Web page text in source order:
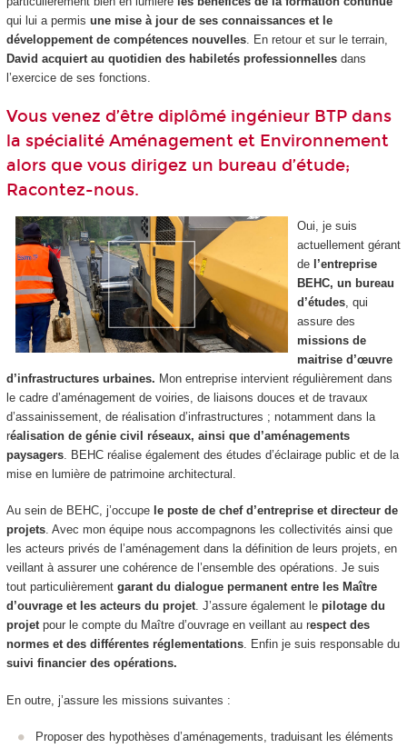
qui lui a permis une mise à jour de ses connaissances et le
développement de compétences nouvelles. En retour et sur le terrain,
David acquiert au quotidien des habiletés professionnellesdans
l’exercice de ses fonctions.
Vous venez d’être diplômé ingénieur BTP dans
la spécialité Aménagement et Environnement
alors que vous dirigez un bureau d’étude;
Racontez-nous.
Oui, je suis
actuellement gérant
de l’entreprise
BEHC, un bureau
d’études, qui
assure des
missions de
maitrise d’œuvre
d’infrastructures urbaines. Mon entreprise intervient régulièrement dans
le cadre d’aménagement de voiries, de liaisons douces et de travaux
d’assainissement, de réalisation d’infrastructures ; notamment dans la
réalisation de génie civil réseaux, ainsi que d’aménagements
paysagers. BEHC réalise également des études d’éclairage public et de la
mise en lumière de patrimoine architectural.
Au sein de BEHC, j’occupe le poste de chef d’entreprise et directeur de
projets. Avec mon équipe nous accompagnons les collectivités ainsi que
les acteurs privés de l’aménagement dans la définition de leurs projets, en
veillant à assurer une cohérence de l’ensemble des opérations. Je suis
tout particulièrement garant du dialogue permanent entre les Maître
d’ouvrage et les acteurs du projet. J’assure également lepilotage du
projet pour le compte du Maître d’ouvrage en veillant au respect des
normes et des différentes réglementations. Enfin je suis responsable du
suivi financier des opérations.
En outre, j’assure les missions suivantes :
Proposer des hypothèses d’aménagements, traduisant les éléments